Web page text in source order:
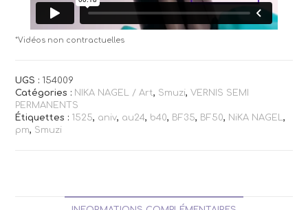
*Vidéos non contractuelles
UGS : 154009
Catégories : NIKA NAGEL / Art, Smuzi,VERNIS SEMI
PERMANENTS
Étiquettes : 1525, aniv, au24, b40, BF35, BF50, NiKA NAGEL,
pm, Smuzi